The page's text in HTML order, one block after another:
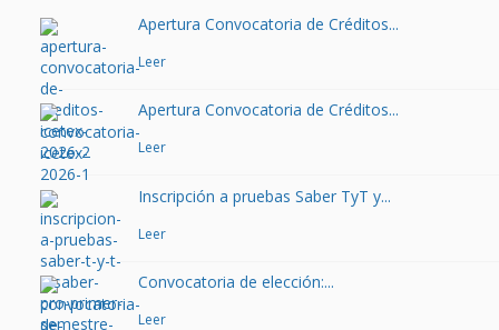
Apertura Convocatoria de Créditos...
Leer
Apertura Convocatoria de Créditos...
Leer
Inscripción a pruebas Saber TyT y...
Leer
Convocatoria de elección:...
Leer